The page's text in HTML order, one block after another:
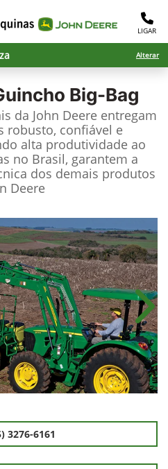
LIGAR
Alterar
Big-Bag
da John Deere entregam
robusto, confiável e
alta produtividade ao
no Brasil, garantem a
dos demais produtos
Deere
3276-6161